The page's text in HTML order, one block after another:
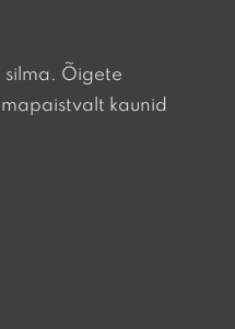
silma. Õigete
kaunid